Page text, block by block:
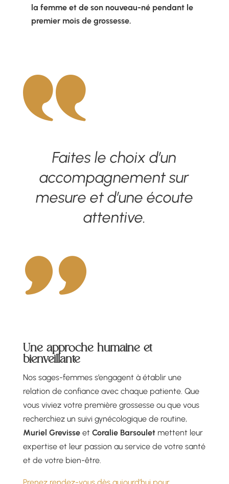
la femme et de son nouveau-né pendant le
premier mois de grossesse.
Faites le choix d’un
accompagnement sur
mesure et d’une écoute
attentive.
Une approche humaine et
bienveillante
Nos sages-femmes s’engagent à établir une
relation de confiance avec chaque patiente. Que
vous viviez votre première grossesse ou que vous
recherchiez un suivi gynécologique de routine,
Muriel Grevisseet Coralie Barsouletmettent leur
expertise et leur passion au service de votre santé
et de votre bien-être.